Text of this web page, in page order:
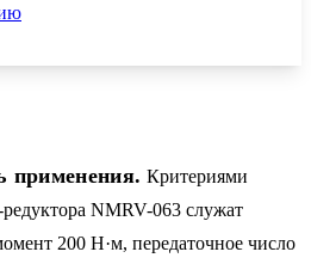
применения. Критериями
NMRV-063 служат
200 Н·м, передаточное число